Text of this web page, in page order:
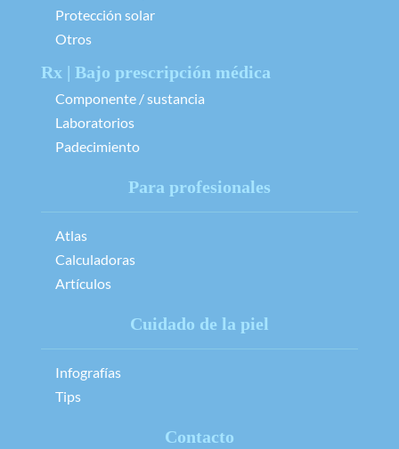
Protección solar
Otros
Rx | Bajo prescripción médica
Componente / sustancia
Laboratorios
Padecimiento
Para profesionales
Atlas
Calculadoras
Artículos
Cuidado de la piel
Infografías
Tips
Contacto